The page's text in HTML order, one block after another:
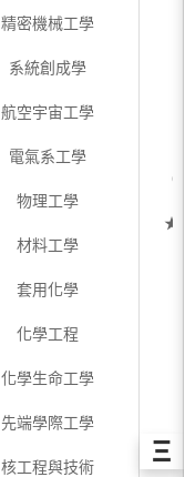
精密機械工學
系統創成學
航空宇宙工學
電氣系工學
物理工學
材料工學
套用化學
化學工程
化學生命工學
先端學際工學
核工程與技術 Ξ